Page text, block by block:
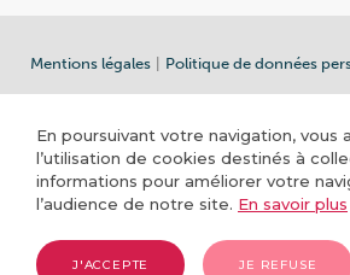
Mentions légales Politique de données
En poursuivant votre navigation, vous
l’utilisation de cookies destinés à
informations pour améliorer votre
l’audience de notre site. En savoir plus
J'ACCEPTE JE REFUSE